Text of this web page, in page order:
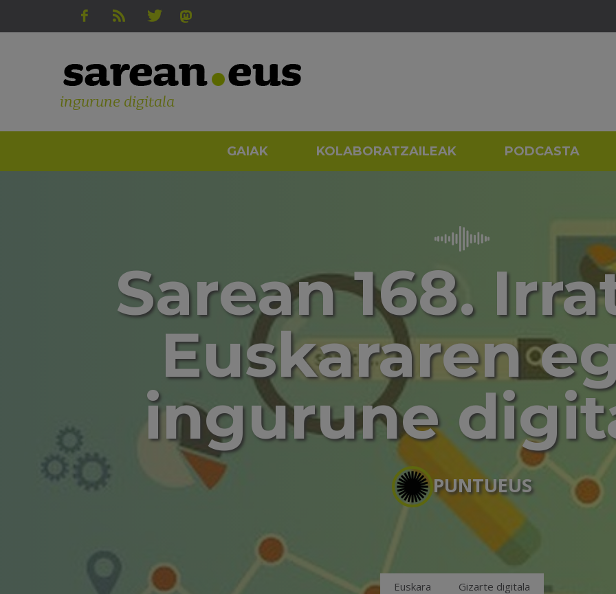
ingurune digitala
GAIAK KOLABORATZAILEAK PODCASTA
Sarean 168.
Euskararen
ingurune
PUNTUEUS
Euskara Gizarte digitala